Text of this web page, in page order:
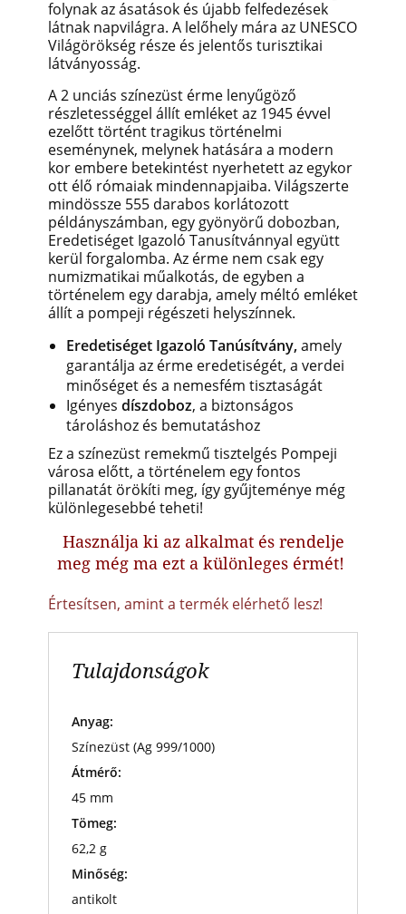
folynak az ásatások és újabb felfedezések
látnak napvilágra. A lelőhely mára az UNESCO
Világörökség része és jelentős turisztikai
látványosság.
A 2 unciás színezüst érme lenyűgöző
részletességgel állít emléket az 1945 évvel
ezelőtt történt tragikus történelmi
eseménynek, melynek hatására a modern
kor embere betekintést nyerhetett az egykor
ott élő rómaiak mindennapjaiba. Világszerte
mindössze 555 darabos korlátozott
példányszámban, egy gyönyörű dobozban,
Eredetiséget Igazoló Tanusítvánnyal együtt
kerül forgalomba. Az érme nem csak egy
numizmatikai műalkotás, de egyben a
történelem egy darabja, amely méltó emléket
állít a pompeji régészeti helyszínnek.
Eredetiséget Igazoló Tanúsítvány,amely
garantálja az érme eredetiségét, a verdei
minőséget és a nemesfém tisztaságát
Igényes díszdoboz, a biztonságos
tároláshoz és bemutatáshoz
Ez a színezüst remekmű tisztelgés Pompeji
városa előtt, a történelem egy fontos
pillanatát örökíti meg, így gyűjteménye még
különlegesebbé teheti!
Használja ki az alkalmat és rendelje
meg még ma ezt a különleges érmét!
Értesítsen, amint a termék elérhető lesz!
Tulajdonságok
Anyag:
Színezüst (Ag 999/1000)
Átmérő:
45 mm
Tömeg:
62,2 g
Minőség:
antikolt